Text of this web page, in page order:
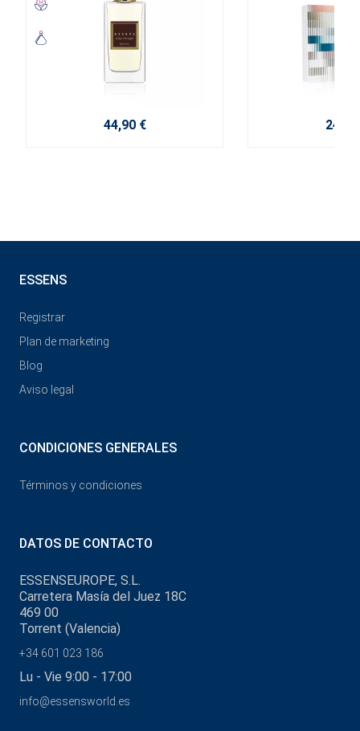
44,90 € 24,00
ESSENS
Registrar
Plan de marketing
Blog
Aviso legal
CONDICIONES GENERALES
Términos y condiciones
DATOS DE CONTACTO
ESSENSEUROPE, S.L.
Carretera Masía del Juez 18C
469 00
Torrent (Valencia)
+34 601 023 186
Lu - Vie 9:00 - 17:00
info@essensworld.es